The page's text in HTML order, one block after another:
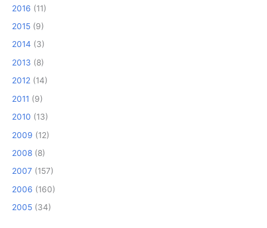
2016 (11)
2015 (9)
2014 (3)
2013 (8)
2012 (14)
2011 (9)
2010 (13)
2009 (12)
2008 (8)
2007 (157)
2006 (160)
2005 (34)